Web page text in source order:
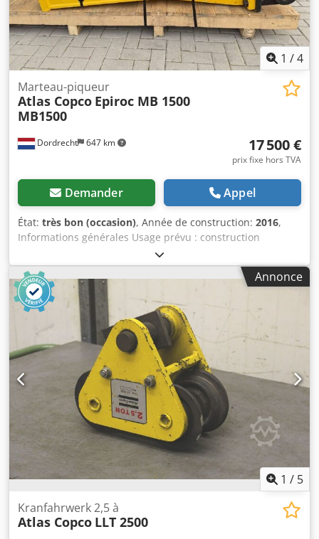
1 /4
Dordrecht 647 km
Marteau-piqueur
Atlas Copco Epiroc MB 1500
MB1500
17 500 €
prix fixe hors TVA
Demander Appel
État: très bon (occasion), Année de construction: 2016,
Informations générales Usage prévu : construction
Numéro de référence : 4 Poids Poids à vide : 1 300 kg
Caractéristiques Dimensions de la zone de chargement :
200 x 70 x 60 cm Marquage CE : oui Maintenance,
historique et état Nombre de propriétaires : 1 État
technique : très bon État esthétique : très bon
Informations complémentaires Adapté aux machines
suivantes : 17 à 29 tonnes Dksdpfx Aovpq Thshhor
Conditions de livraison : EXW Pression de travail : 160 à
180 bars Débit hydraulique requis : 155 l/min Fréquence
des coups : 330 à 680 Dernière inspection : 02/01/2025
Pays de fabrication : DE Informations complémentaires
Pour obtenir de plus amples informations, veuillez
contacter Ö. Inalkac.
Annonce
1 / 5
Kranfahrwerk 2,5 à
Atlas Copco LLT 2500